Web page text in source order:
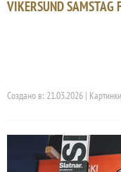
VIKERSUND SAMSTAG
Создано в: 21.03.2026 |